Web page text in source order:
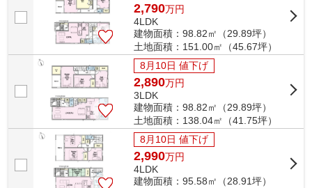
2,790万円
4LDK
建物面積：98.82㎡（29.89坪）
土地面積：151.00㎡（45.67坪）
8月10日 値下げ
2,890万円
3LDK
建物面積：98.82㎡（29.89坪）
土地面積：138.04㎡（41.75坪）
8月10日 値下げ
2,990万円
4LDK
建物面積：95.58㎡（28.91坪）